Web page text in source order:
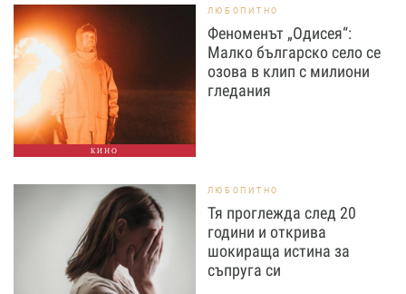
КИНО
ЛЮБОПИТНО
Феноменът „Одисея“:
Малко българско село се
озова в клип с милиони
гледания
ЛЮБОПИТНО
Тя проглежда след 20
години и открива
шокираща истина за
съпруга си